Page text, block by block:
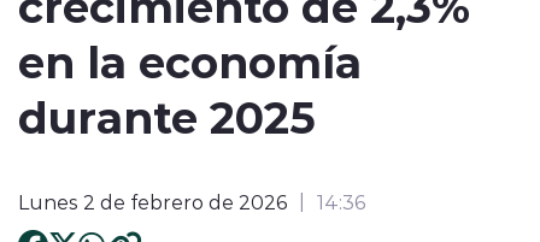
en la economía
durante 2025
Lunes 2 de febrero de 2026 14:36